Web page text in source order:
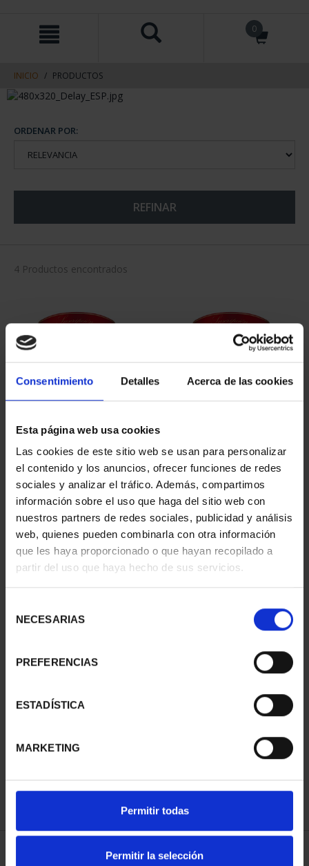
Consentimiento Detalles Acerca de las cookies
Esta página web usa cookies
Las cookies de este sitio web se usan para personalizar
el contenido y los anuncios, ofrecer funciones de redes
sociales y analizar el tráfico. Además, compartimos
información sobre el uso que haga del sitio web con
nuestros partners de redes sociales, publicidad y análisis
web, quienes pueden combinarla con otra información
que les haya proporcionado o que hayan recopilado a
partir del uso que haya hecho de sus servicios.
NECESARIAS
PREFERENCIAS
ESTADÍSTICA
MARKETING
Permitir todas
Permitir la selección
contenido
navegacin
0
INICIO PRODUCTOS
ORDENAR POR:
REFINAR
4 Productos encontrados
SUSCRIPCIÓN
CAPITALES DE
PROVINCIA 1
949,00 €
Sólo para usuarios
registrados
SUSCRIPCIÓN
CAPITALES DE
PROVINCIA 2
949,00 €
Sólo para usuarios
registrados
SUSCRIPCIÓN
949,00 €
registrados
SUSCRIPCIÓN
CAPITALES DE
PROVINCIA 4
949,00 €
registrados